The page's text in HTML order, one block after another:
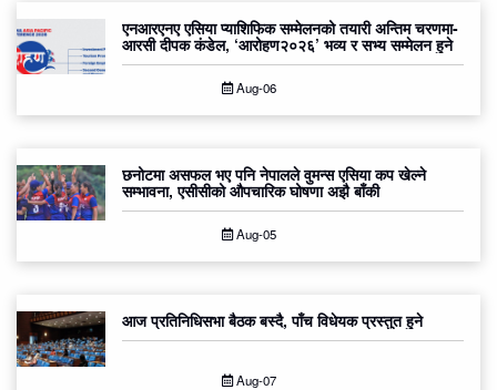
एनआरएनए एसिया प्याशिफिक सम्मेलनको तयारी अन्तिम चरणमा-
आरसी दीपक कंडेल, ‘आरोहण२०२६’ भव्य र सभ्य सम्मेलन हुने
Aug-06
छनोटमा असफल भए पनि नेपालले वुमन्स एसिया कप खेल्ने
सम्भावना, एसीसीको औपचारिक घोषणा अझै बाँकी
Aug-05
आज प्रतिनिधिसभा बैठक बस्दै, पाँच विधेयक प्रस्तुत हुने
Aug-07